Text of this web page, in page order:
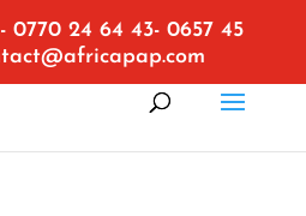
0770 24 64 43- 0657 45